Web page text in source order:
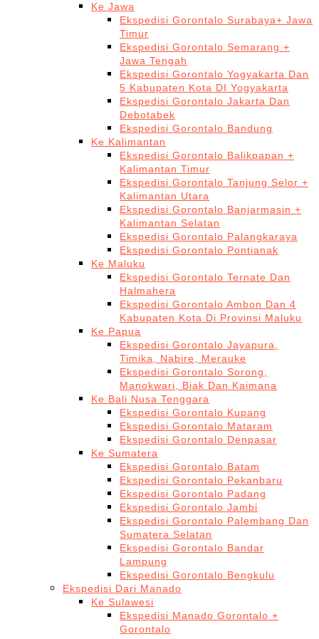
Ke Jawa
Ekspedisi Gorontalo Surabaya+ Jawa
Timur
Ekspedisi Gorontalo Semarang +
Jawa Tengah
Ekspedisi Gorontalo Yogyakarta Dan
5 Kabupaten Kota DI Yogyakarta
Ekspedisi Gorontalo Jakarta Dan
Debotabek
Ekspedisi Gorontalo Bandung
Ke Kalimantan
Ekspedisi Gorontalo Balikpapan +
Kalimantan Timur
Ekspedisi Gorontalo Tanjung Selor +
Kalimantan Utara
Ekspedisi Gorontalo Banjarmasin +
Kalimantan Selatan
Ekspedisi Gorontalo Palangkaraya
Ekspedisi Gorontalo Pontianak
Ke Maluku
Ekspedisi Gorontalo Ternate Dan
Halmahera
Ekspedisi Gorontalo Ambon Dan 4
Kabupaten Kota Di Provinsi Maluku
Ke Papua
Ekspedisi Gorontalo Jayapura,
Timika, Nabire, Merauke
Ekspedisi Gorontalo Sorong,
Manokwari, Biak Dan Kaimana
Ke Bali Nusa Tenggara
Ekspedisi Gorontalo Kupang
Ekspedisi Gorontalo Mataram
Ekspedisi Gorontalo Denpasar
Ke Sumatera
Ekspedisi Gorontalo Batam
Ekspedisi Gorontalo Pekanbaru
Ekspedisi Gorontalo Padang
Ekspedisi Gorontalo Jambi
Ekspedisi Gorontalo Palembang Dan
Sumatera Selatan
Ekspedisi Gorontalo Bandar
Lampung
Ekspedisi Gorontalo Bengkulu
Ekspedisi Dari Manado
Ke Sulawesi
Ekspedisi Manado Gorontalo +
Gorontalo